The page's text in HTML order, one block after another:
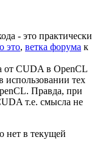
- это практически
это, ветка форума к
от CUDA в OpenCL
тех
Правда, при
т.е. смысла не
нет в текущей